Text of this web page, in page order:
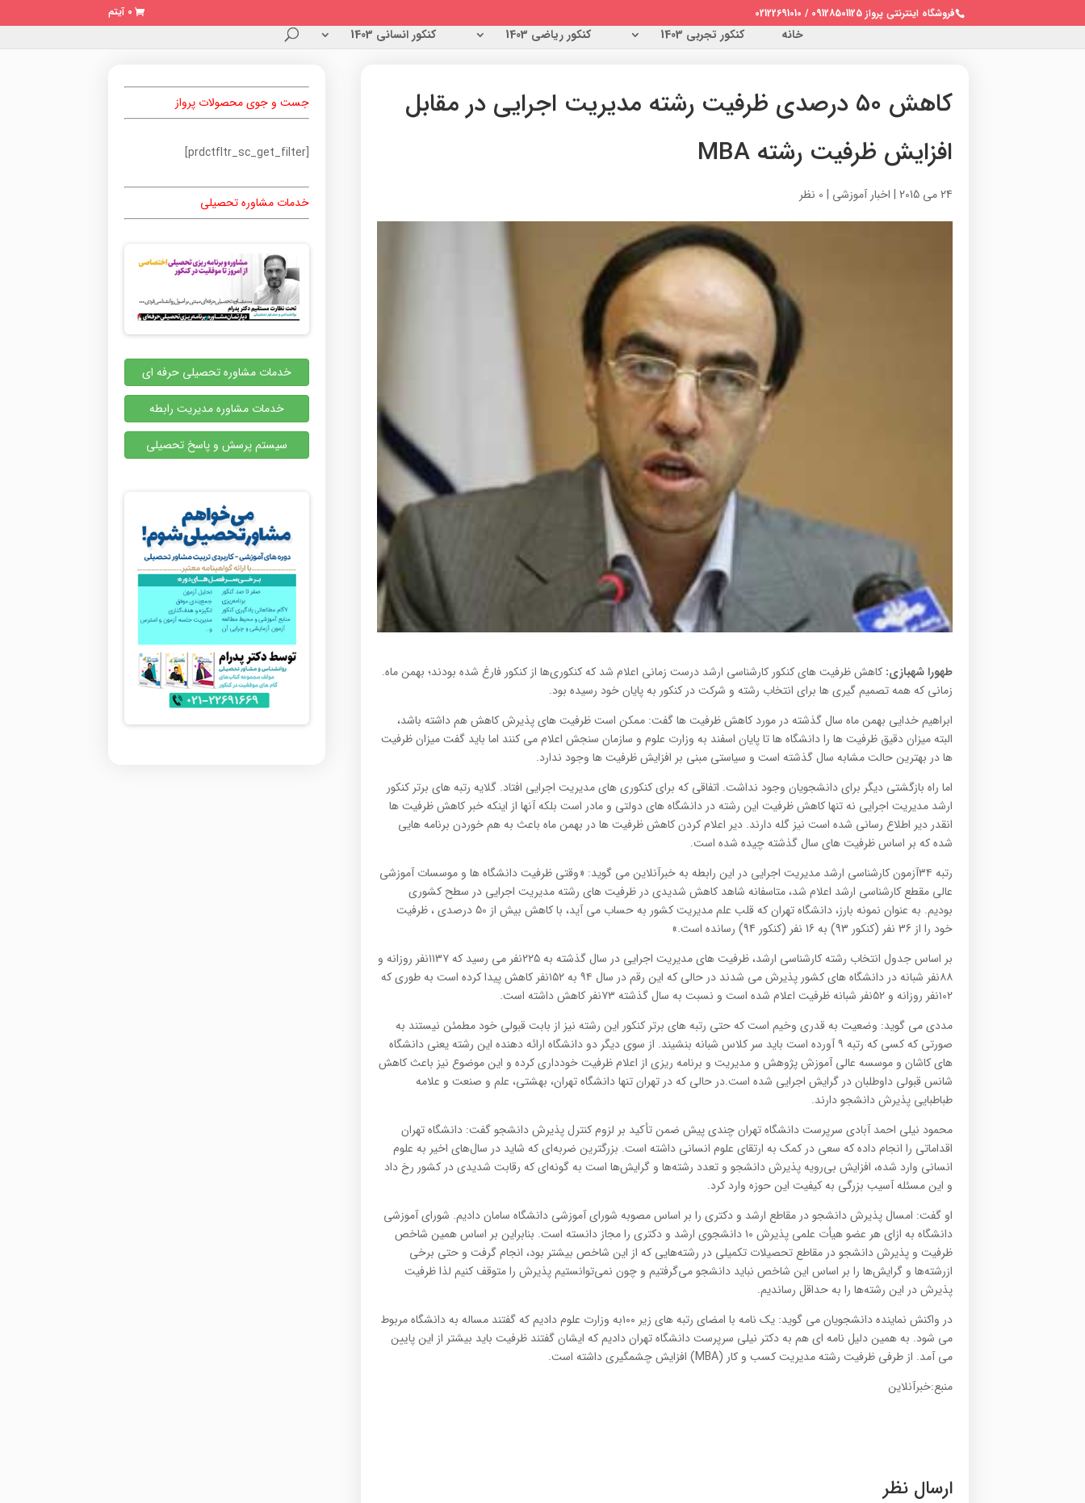
فروشگاه اینترنتی پرواز 09128501125 / 02122691010 0 آیتم
خانه کنکور تجربی 1403 کنکور ریاضی 1403 کنکور انسانی 1403
کاهش ۵۰ درصدی ظرفیت رشته مدیریت اجرایی در مقابل
افزایش ظرفیت رشته MBA
24 می 2015 | اخبار آموزشی | 0 نظر
طهورا شهبازی: کاهش ظرفیت های کنکور کارشناسی ارشد درست زمانی اعلام شد که کنکوری‌ها از کنکور فارغ شده بودند؛ بهمن ماه.
زمانی که همه تصمیم گیری ها برای انتخاب رشته و شرکت در کنکور به پایان خود رسیده بود.
ابراهیم خدایی بهمن ماه سال گذشته در مورد کاهش ظرفیت ها گفت: ممکن است ظرفیت های پذیرش کاهش هم داشته باشد،
البته میزان دقیق ظرفیت ها را دانشگاه ها تا پایان اسفند به وزارت علوم و سازمان سنجش اعلام می کنند اما باید گفت میزان ظرفیت
ها در بهترین حالت مشابه سال گذشته است و سیاستی مبنی بر افزایش ظرفیت ها وجود ندارد.
اما راه بازگشتی دیگر برای دانشجویان وجود نداشت. اتفاقی که برای کنکوری های مدیریت اجرایی افتاد. گلایه رتبه های برتر کنکور
ارشد مدیریت اجرایی نه تنها کاهش ظرفیت این رشته در دانشگاه های دولتی و مادر است بلکه آنها از اینکه خبر کاهش ظرفیت ها
انقدر دیر اطلاع رسانی شده است نیز گله دارند. دیر اعلام کردن کاهش ظرفیت ها در بهمن ماه باعث به هم خوردن برنامه هایی
شده که بر اساس ظرفیت های سال گذشته چیده شده است.
رتبه ۳۴آزمون کارشناسی ارشد مدیریت اجرایی در این رابطه به خبرآنلاین می گوید: «وقتی ظرفیت دانشگاه ها و موسسات آموزشی
عالی مقطع کارشناسی ارشد اعلام شد، متاسفانه شاهد کاهش شدیدی در ظرفیت های رشته مدیریت اجرایی در سطح کشوری
بودیم. به عنوان نمونه بارز، دانشگاه تهران که قلب علم مدیریت کشور به حساب می آید، با کاهش بیش از 50 درصدی ، ظرفیت
خود را از 36 نفر (کنکور 93) به 16 نفر (کنکور 94) رسانده است.»
بر اساس جدول انتخاب رشته کارشناسی ارشد، ظرفیت های مدیریت اجرایی در سال گذشته به ۲۲۵نفر می رسید که ۱۱۳۷نفر روزانه و
۸۸نفر شبانه در دانشگاه های کشور پذیرش می شدند در حالی که این رقم در سال ۹۴ به ۱۵۲نفر کاهش پیدا کرده است به طوری که
۱۰۲نفر روزانه و ۵۲نفر شبانه ظرفیت اعلام شده است و نسبت به سال گذشته ۷۳نفر کاهش داشته است.
مددی می گوید: وضعیت به قدری وخیم است که حتی رتبه های برتر کنکور این رشته نیز از بابت قبولی خود مطمئن نیستند به
صورتی که کسی که رتبه ۹ آورده است باید سر کلاس شبانه بنشیند. از سوی دیگر دو دانشگاه ارائه دهنده این رشته یعنی دانشگاه
های کاشان و موسسه عالی آموزش پژوهش و مدیریت و برنامه ریزی از اعلام ظرفیت خودداری کرده و این موضوع نیز باعث کاهش
شانس قبولی داوطلبان در گرایش اجرایی شده است.در حالی که در تهران تنها دانشگاه تهران، بهشتی، علم و صنعت و علامه
طباطبایی پذیرش دانشجو دارند.
محمود نیلی احمد آبادی سرپرست دانشگاه تهران چندی پیش ضمن تأکید بر لزوم کنترل پذیرش دانشجو گفت: دانشگاه تهران
اقداماتی را انجام داده که سعی در کمک به ارتقای علوم انسانی داشته است. بزرگترین ضربه‌ای که شاید در سال‌های اخیر به علوم
انسانی وارد شده، افزایش بی‌رویه پذیرش دانشجو و تعدد رشته‌ها و گرایش‌ها است به گونه‌ای که رقابت شدیدی در کشور رخ داد
و این مسئله آسیب بزرگی به کیفیت این حوزه وارد کرد.
او گفت: امسال پذیرش دانشجو در مقاطع ارشد و دکتری را بر اساس مصوبه شورای آموزشی دانشگاه سامان دادیم. شورای آموزشی
دانشگاه به ازای هر عضو هیأت علمی پذیرش ۱۰ دانشجوی ارشد و دکتری را مجاز دانسته است. بنابراین بر اساس همین شاخص
ظرفیت و پذیرش دانشجو در مقاطع تحصیلات تکمیلی در رشته‌هایی که از این شاخص بیشتر بود، انجام گرفت و حتی برخی
ازرشته‌ها و گرایش‌ها را بر اساس این شاخص نباید دانشجو می‌گرفتیم و چون نمی‌توانستیم پذیرش را متوقف کنیم لذا ظرفیت
پذیرش در این رشته‌ها را به حداقل رساندیم.
در واکنش نماینده دانشجویان می گوید: یک نامه با امضای رتبه های زیر ۱۰۰به وزارت علوم دادیم که گفتند مساله به دانشگاه مربوط
می شود. به همین دلیل نامه ای هم به دکتر نیلی سرپرست دانشگاه تهران دادیم که ایشان گفتند ظرفیت باید بیشتر از این پایین
می آمد. از طرفی ظرفیت رشته مدیریت کسب و کار (MBA) افزایش چشمگیری داشته است.
منبع:خبرآنلاین
ارسال نظر
جست و جوی محصولات پرواز
[prdctfltr_sc_get_filter]
خدمات مشاوره تحصیلی
خدمات مشاوره تحصیلی حرفه ای
خدمات مشاوره مدیریت رابطه
سیستم پرسش و پاسخ تحصیلی